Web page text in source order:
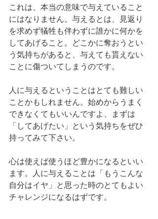
これは、本当の意味で与えていること
にはなりません。与えるとは、見返り
を求めず犠牲も伴わずに誰かに何かを
してあげること。どこかに奪おうとい
う気持ちがあると、与えても貰えない
ことに傷ついてしまうのです。
人に与えるということはとても難しい
ことかもしれません。始めからうまく
できなくてもいいんですよ、まずは
「してあげたい」という気持ちをぜひ
持ってみて下さい。
心は使えば使うほど豊かになるといい
ます。人に与えることは「もうこんな
自分はイヤ」と思った時のとてもよい
チャレンジになるはずです。